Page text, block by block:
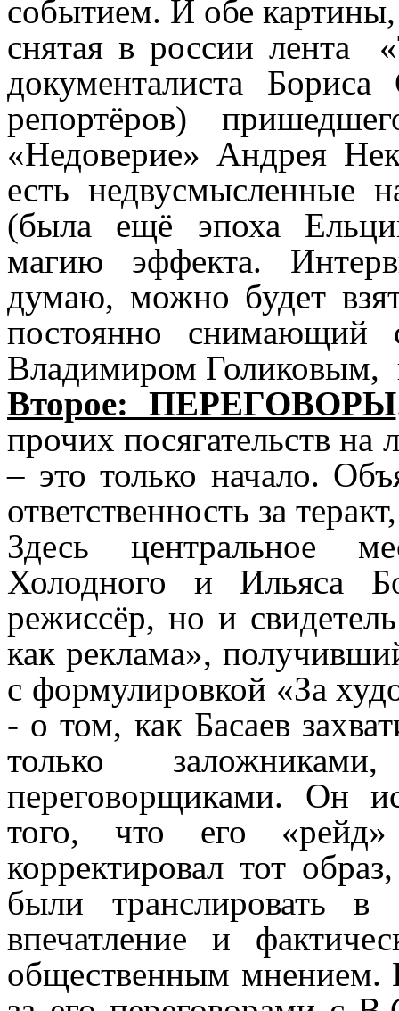
событием. И обе
снятая в россии лента
документалиста
репортёров)
«Недоверие» Андрея
есть недвусмысленные
(была ещё эпоха
магию эффекта.
думаю, можно будет
постоянно снимающий
Владимиром Голиковым,
Второе: ПЕРЕГОВОРЫ
прочих посягательств на
– это только начало.
ответственность за
Здесь центральное
Холодного и Ильяса
режиссёр, но и
как реклама»,
с формулировкой «За
- о том, как Басаев
только
переговорщиками. Он
того, что его
корректировал тот
были транслировать в
впечатление и
общественным мнением.